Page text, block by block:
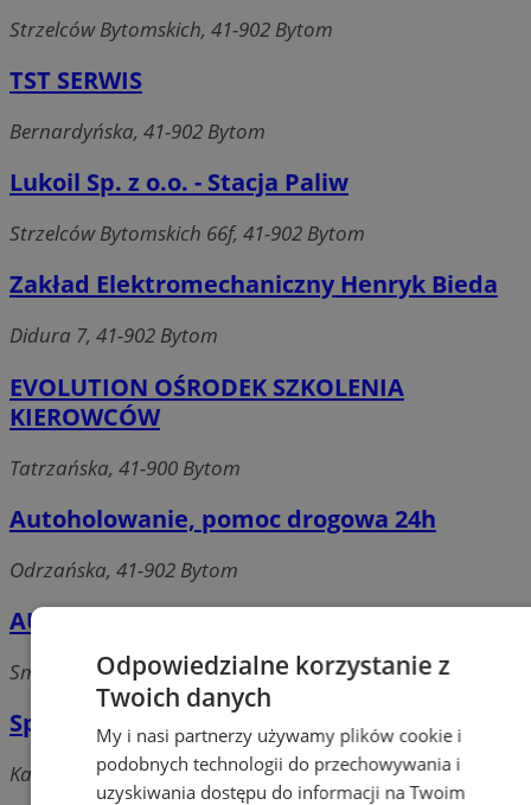
Strzelców Bytomskich, 41-902 Bytom
TST SERWIS
Bernardyńska, 41-902 Bytom
Lukoil Sp. z o.o. - Stacja Paliw
Strzelców Bytomskich 66f, 41-902 Bytom
Zakład Elektromechaniczny Henryk Bieda
Didura 7, 41-902 Bytom
EVOLUTION OŚRODEK SZKOLENIA
KIEROWCÓW
Tatrzańska, 41-900 Bytom
Autoholowanie, pomoc drogowa 24h
Odrzańska, 41-902 Bytom
AUTO-MOTO Sklep Motoryzacyjny
Smolenia 3, 41-902 Bytom
Specjalizacja, Obsługa, Naprawa Ford
Kadłubka 2, 41-902 Bytom
Odpowiedzialne korzystanie z
Twoich danych
My i nasi partnerzy używamy plików cookie i
podobnych technologii do przechowywania i
uzyskiwania dostępu do informacji na Twoim